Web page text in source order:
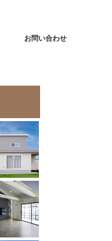
お問い合わせ